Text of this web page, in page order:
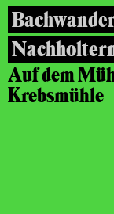
Auf dem
Krebsmühle